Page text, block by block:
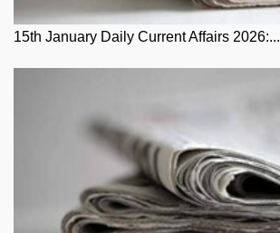
15th January Daily Current Affairs 2026:...